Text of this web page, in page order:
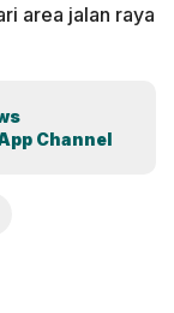
area jalan raya
Channel